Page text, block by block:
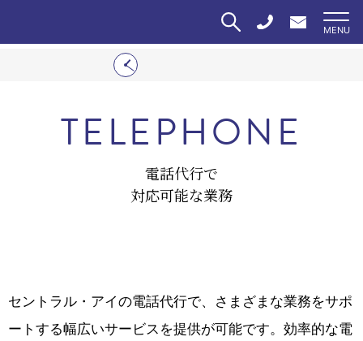
TELEPHONE
電話代行で
対応可能な業務
セントラル・アイの電話代行で、さまざまな業務をサポ
ートする幅広いサービスを提供が可能です。効率的な電